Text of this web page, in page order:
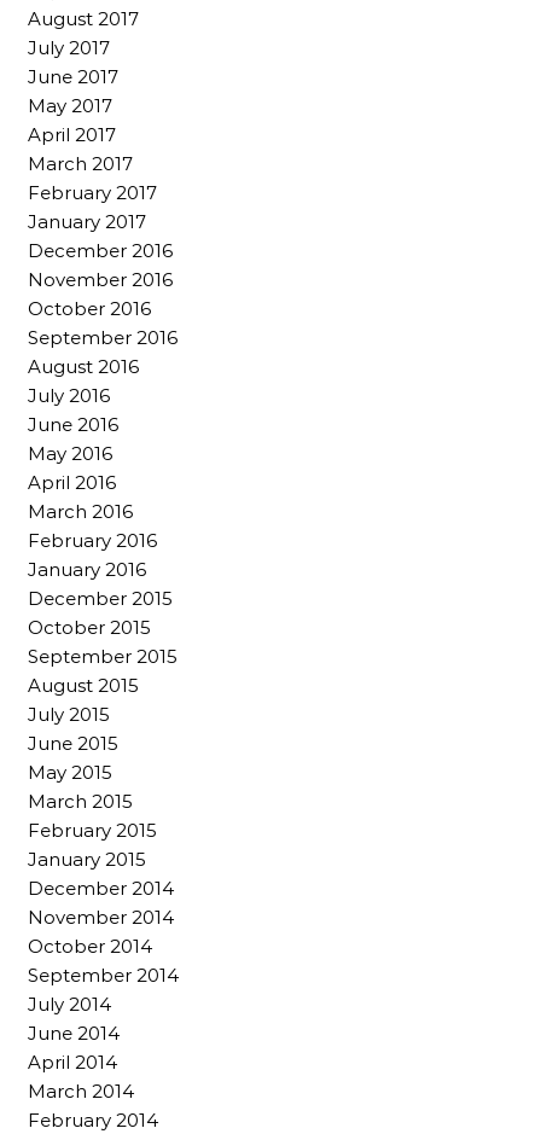
August 2017
July 2017
June 2017
May 2017
April 2017
March 2017
February 2017
January 2017
December 2016
November 2016
October 2016
September 2016
August 2016
July 2016
June 2016
May 2016
April 2016
March 2016
February 2016
January 2016
December 2015
October 2015
September 2015
August 2015
July 2015
June 2015
May 2015
March 2015
February 2015
January 2015
December 2014
November 2014
October 2014
September 2014
July 2014
June 2014
April 2014
March 2014
February 2014